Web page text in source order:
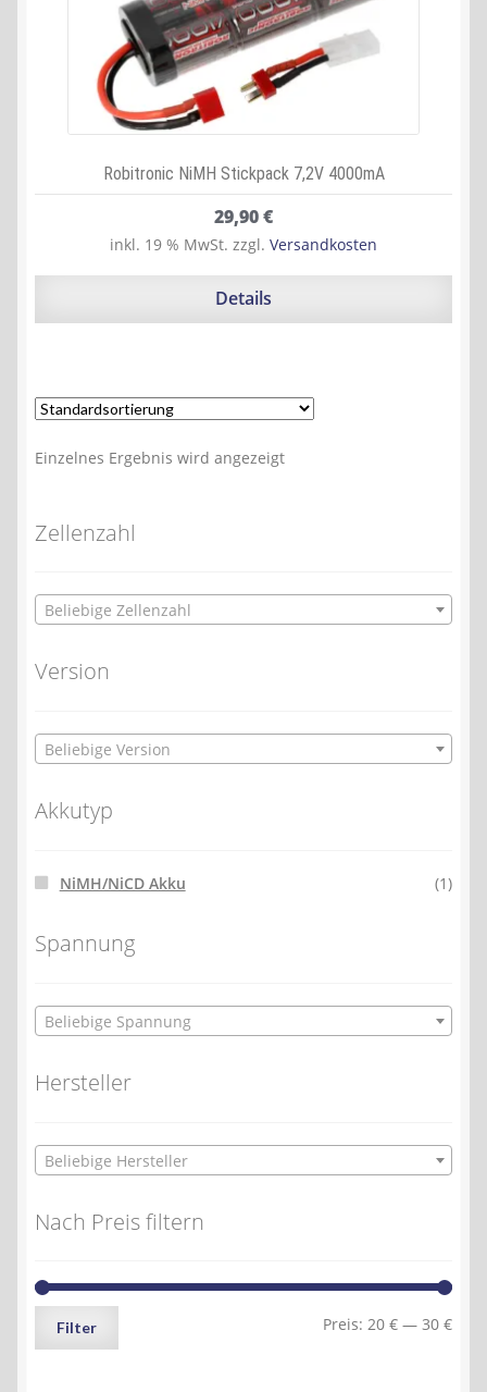
Robitronic NiMH Stickpack 7,2V 4000mA
29,90€
inkl. 19 % MwSt. zzgl. Versandkosten
Details
Einzelnes Ergebnis wird angezeigt
Zellenzahl
Beliebige Zellenzahl
Version
Beliebige Version
Akkutyp
NiMH/NiCD Akku (1)
Spannung
Beliebige Spannung
Hersteller
Beliebige Hersteller
Nach Preis filtern
Min.
Max.
Filter Preis: 20 € — 30 €